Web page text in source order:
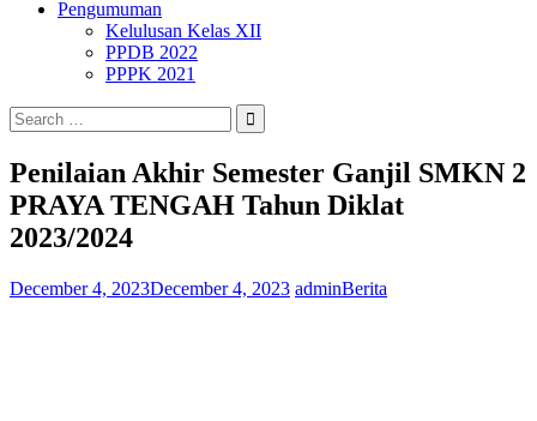
Pengumuman
Kelulusan Kelas XII
PPDB 2022
PPPK 2021
Search
for:
Penilaian Akhir Semester Ganjil SMKN 2
PRAYA TENGAH Tahun Diklat
2023/2024
December 4, 2023December 4, 2023 adminBerita